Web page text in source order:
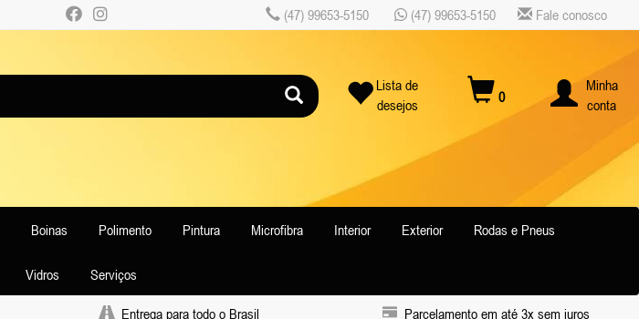
(47) 99653-5150 (47) 99653-5150 Fale conosco
Lista de
desejos
0
Minha
conta
Boinas Polimento Pintura Microfibra Interior Exterior Rodas e Pneus
Vidros Serviços
Entrega para todo o Brasil Parcelamento em até 3x sem juros